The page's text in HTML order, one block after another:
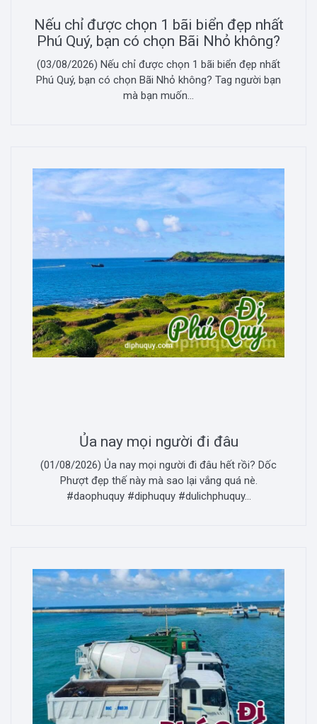
Nếu chỉ được chọn 1 bãi biển đẹp nhất
Phú Quý, bạn có chọn Bãi Nhỏ không?
(03/08/2026) Nếu chỉ được chọn 1 bãi biển đẹp nhất
Phú Quý, bạn có chọn Bãi Nhỏ không? Tag người bạn
mà bạn muốn...
Ủa nay mọi người đi đâu
(01/08/2026) Ủa nay mọi người đi đâu hết rồi? Dốc
Phượt đẹp thế này mà sao lại vắng quá nè.
#daophuquy #diphuquy #dulichphuquy...